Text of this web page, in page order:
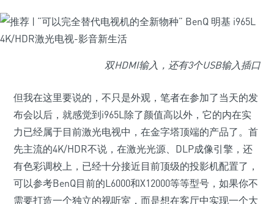
双HDMI输入，还有3个USB输入插口
但我在这里要说的，不只是外观，笔者在参加了当天的发
布会以后，就感觉到i965L除了颜值高以外，它的内在实
力已经属于目前激光电视中，在金字塔顶端的产品了。首
先主流的4K/HDR不说，在激光光源、DLP成像引擎，还
有色彩调校上，已经十分接近目前顶级的投影机配置了，
可以参考BenQ目前的L6000和X12000等等型号，如果你不
需要打造一个独立的视听室，而是想在客厅中实现一个大